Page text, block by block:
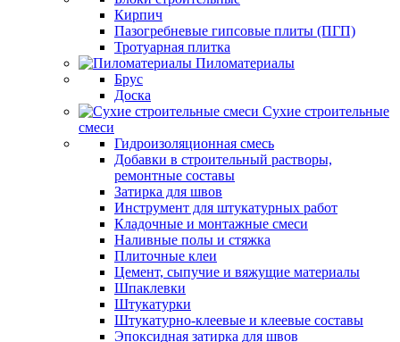
Кирпич
Пазогребневые гипсовые плиты (ПГП)
Тротуарная плитка
Пиломатериалы
Брус
Доска
Сухие строительные
смеси
Гидроизоляционная смесь
Добавки в строительный растворы,
ремонтные составы
Затирка для швов
Инструмент для штукатурных работ
Кладочные и монтажные смеси
Наливные полы и стяжка
Плиточные клеи
Цемент, сыпучие и вяжущие материалы
Шпаклевки
Штукатурки
Штукатурно-клеевые и клеевые составы
Эпоксидная затирка для швов